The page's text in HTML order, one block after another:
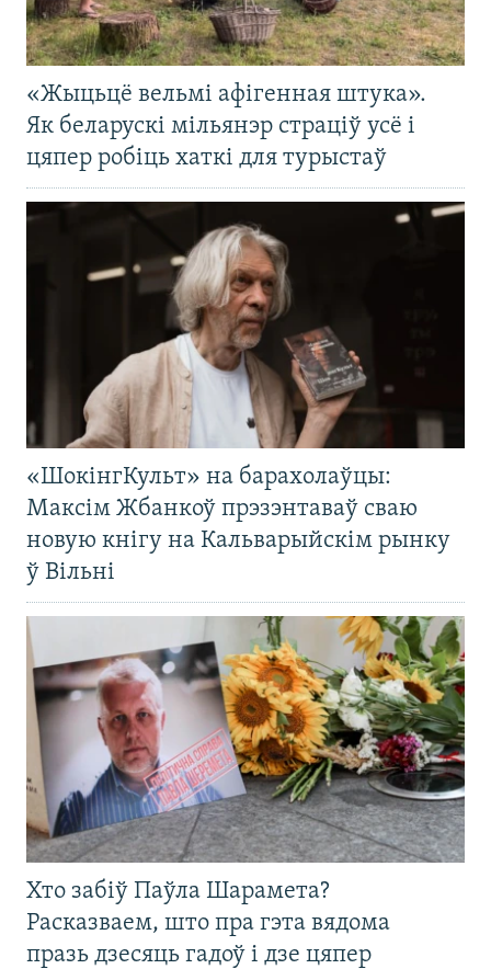
«Жыцьцё вельмі афігенная штука».
Як беларускі мільянэр страціў усё і
цяпер робіць хаткі для турыстаў
«ШокінгКульт» на барахолаўцы:
Максім Жбанкоў прэзэнтаваў сваю
новую кнігу на Кальварыйскім рынку
ў Вільні
Хто забіў Паўла Шарамета?
Расказваем, што пра гэта вядома
празь дзесяць гадоў і дзе цяпер